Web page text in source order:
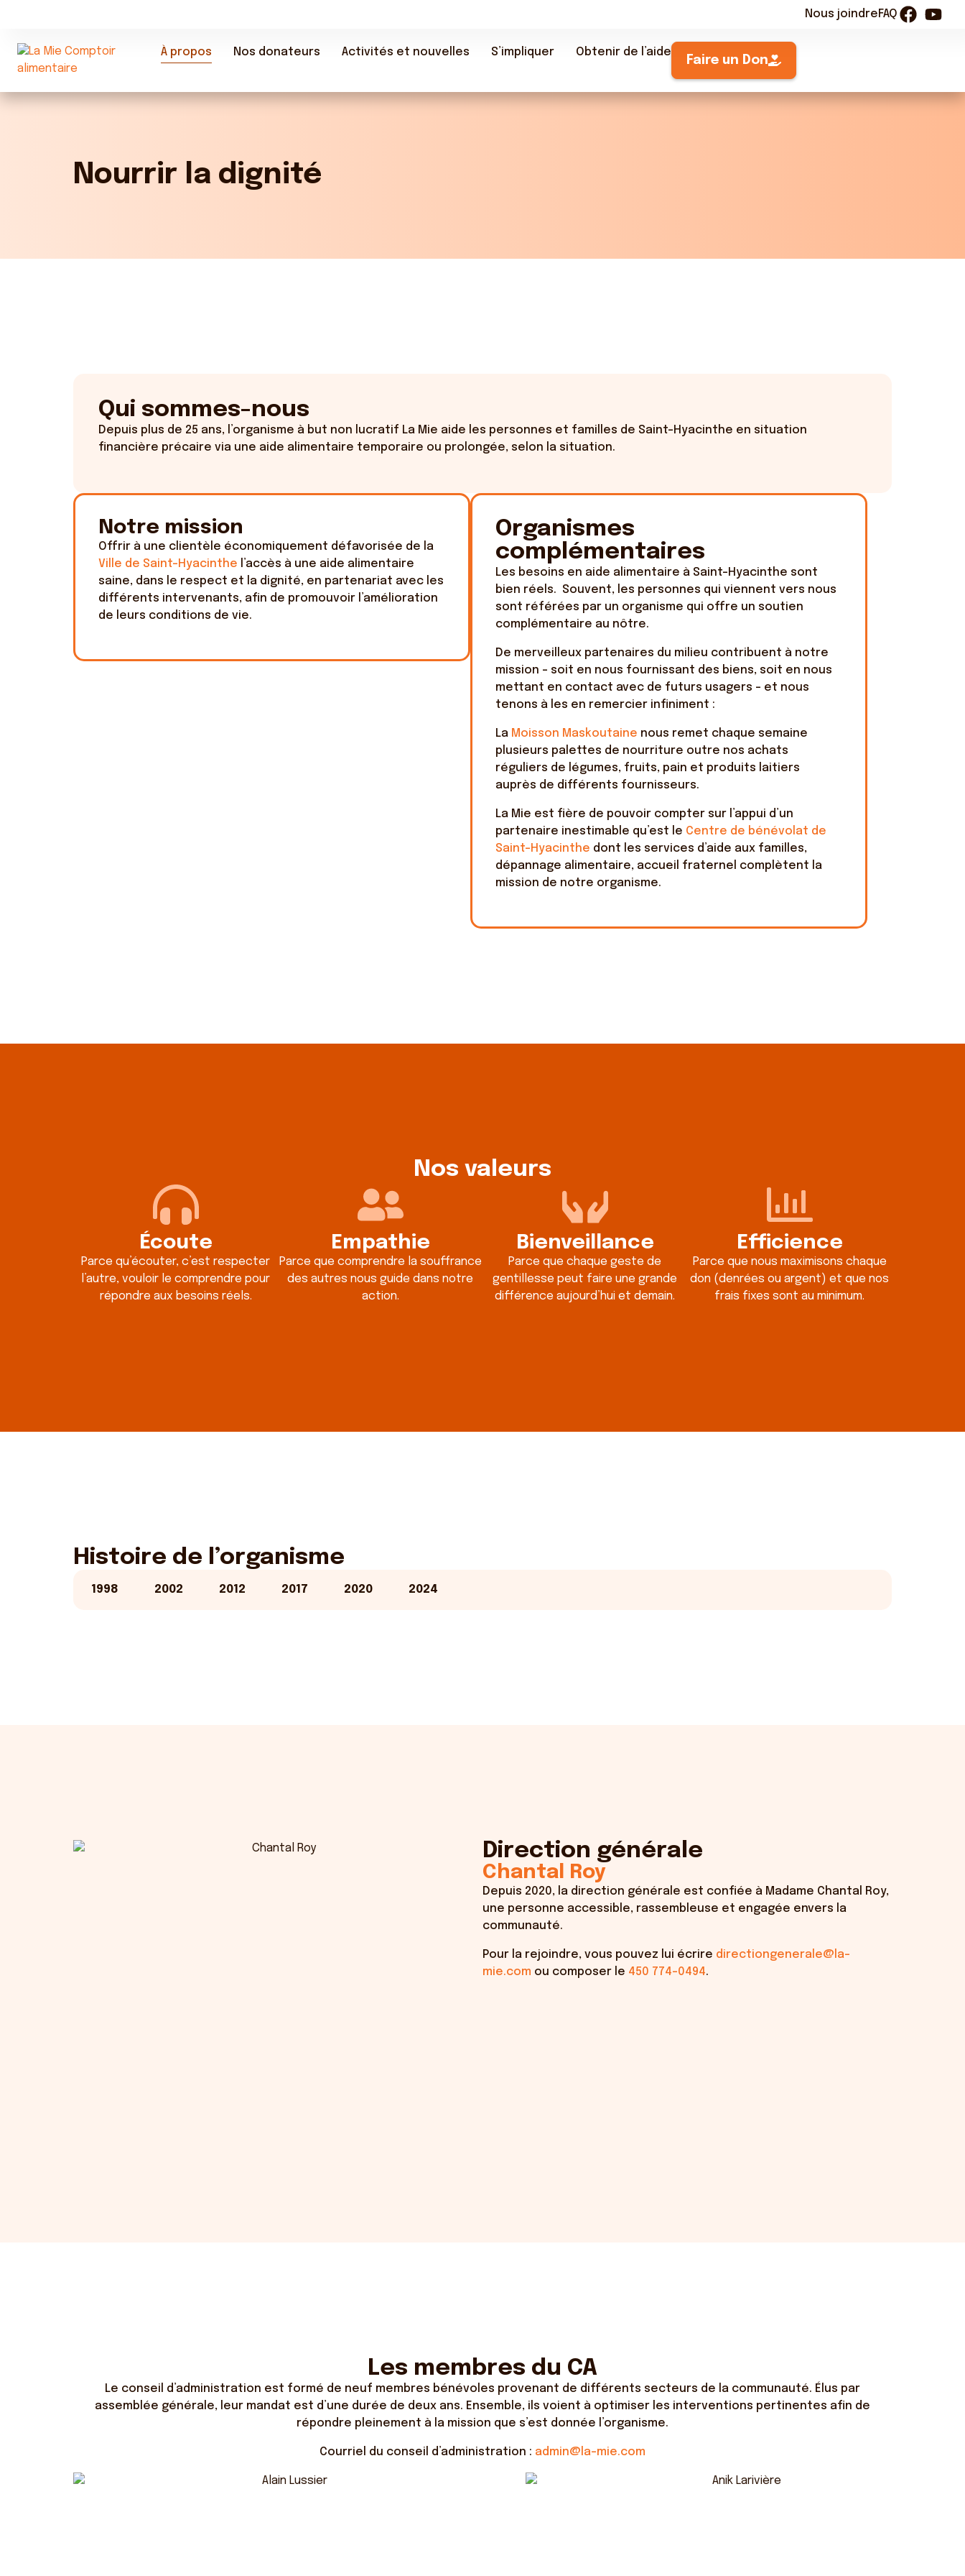
Nous joindreFAQ
À propos Nos donateurs Activités et nouvelles S’impliquer Obtenir de l’aide
Faire un Don
Nourrir la dignité
Qui sommes-nous
Depuis plus de 25 ans, l’organisme à but non lucratif La Mie aide les personnes et familles de Saint-Hyacinthe en situation
financière précaire via une aide alimentaire temporaire ou prolongée, selon la situation.
Notre mission
Offrir à une clientèle économiquement défavorisée de la
Ville de Saint-Hyacinthe l’accès à une aide alimentaire
saine, dans le respect et la dignité, en partenariat avec les
différents intervenants, afin de promouvoir l’amélioration
de leurs conditions de vie.
Organismes
complémentaires
Les besoins en aide alimentaire à Saint-Hyacinthe sont
bien réels. Souvent, les personnes qui viennent vers nous
sont référées par un organisme qui offre un soutien
complémentaire au nôtre.
De merveilleux partenaires du milieu contribuent à notre
mission – soit en nous fournissant des biens, soit en nous
mettant en contact avec de futurs usagers – et nous
tenons à les en remercier infiniment :
La Moisson Maskoutaine nous remet chaque semaine
plusieurs palettes de nourriture outre nos achats
réguliers de légumes, fruits, pain et produits laitiers
auprès de différents fournisseurs.
La Mie est fière de pouvoir compter sur l’appui d’un
partenaire inestimable qu’est le Centre de bénévolat de
Saint-Hyacinthe dont les services d’aide aux familles,
dépannage alimentaire, accueil fraternel complètent la
mission de notre organisme.
Nos valeurs
Écoute
Parce qu’écouter, c’est respecter
l’autre, vouloir le comprendre pour
répondre aux besoins réels.
Empathie
Parce que comprendre la souffrance
des autres nous guide dans notre
action.
Bienveillance
Parce que chaque geste de
gentillesse peut faire une grande
différence aujourd’hui et demain.
Efficience
Parce que nous maximisons chaque
don (denrées ou argent) et que nos
frais fixes sont au minimum.
Histoire de l’organisme
1998 2002 2012 2017 2020 2024
Direction générale
Chantal Roy
Depuis 2020, la direction générale est confiée à Madame Chantal Roy,
une personne accessible, rassembleuse et engagée envers la
communauté.
Pour la rejoindre, vous pouvez lui écrire directiongenerale@la-
mie.com ou composer le 450 774-0494.
Les membres du CA
Le conseil d’administration est formé de neuf membres bénévoles provenant de différents secteurs de la communauté. Élus par
assemblée générale, leur mandat est d’une durée de deux ans. Ensemble, ils voient à optimiser les interventions pertinentes afin de
répondre pleinement à la mission que s’est donnée l’organisme.
Courriel du conseil d’administration : admin@la-mie.com